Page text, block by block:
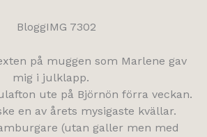
på muggen som Marlene gav
mig i julklapp.
ute på Björnön förra veckan.
en av årets mysigaste kvällar.
(utan galler men med